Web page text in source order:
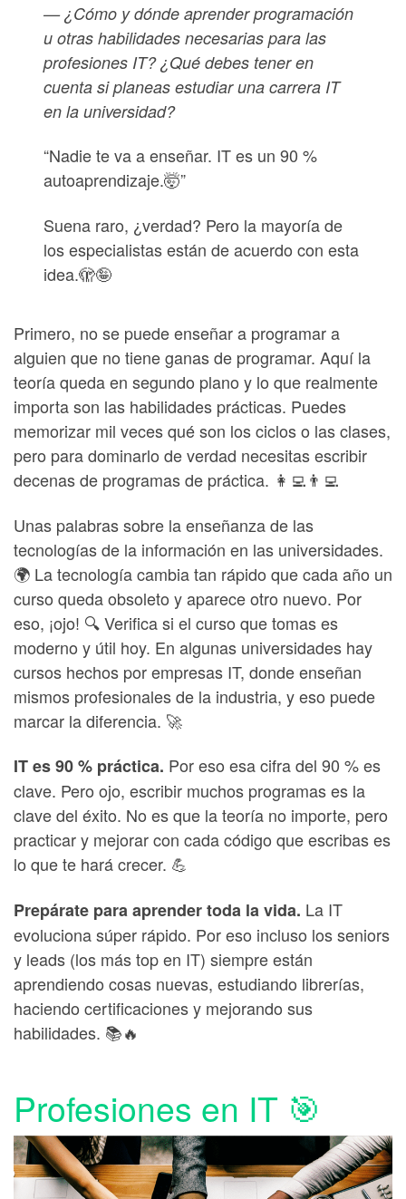
— ¿Cómo y dónde aprender programación
u otras habilidades necesarias para las
profesiones IT? ¿Qué debes tener en
cuenta si planeas estudiar una carrera IT
en la universidad?
“Nadie te va a enseñar. IT es un 90 %
autoaprendizaje.🤯”
Suena raro, ¿verdad? Pero la mayoría de
los especialistas están de acuerdo con esta
idea.🫣🤪
Primero, no se puede enseñar a programar a
alguien que no tiene ganas de programar. Aquí la
teoría queda en segundo plano y lo que realmente
importa son las habilidades prácticas. Puedes
memorizar mil veces qué son los ciclos o las clases,
pero para dominarlo de verdad necesitas escribir
decenas de programas de práctica. 👩‍💻👨‍💻
Unas palabras sobre la enseñanza de las
tecnologías de la información en las universidades.
🌍 La tecnología cambia tan rápido que cada año un
curso queda obsoleto y aparece otro nuevo. Por
eso, ¡ojo! 🔍 Verifica si el curso que tomas es
moderno y útil hoy. En algunas universidades hay
cursos hechos por empresas IT, donde enseñan
mismos profesionales de la industria, y eso puede
marcar la diferencia. 🚀
IT es 90 % práctica. Por eso esa cifra del 90 % es
clave. Pero ojo, escribir muchos programas es la
clave del éxito. No es que la teoría no importe, pero
practicar y mejorar con cada código que escribas es
lo que te hará crecer. 💪
Prepárate para aprender toda la vida. La IT
evoluciona súper rápido. Por eso incluso los seniors
y leads (los más top en IT) siempre están
aprendiendo cosas nuevas, estudiando librerías,
haciendo certificaciones y mejorando sus
habilidades. 📚🔥
Profesiones en IT 🎯